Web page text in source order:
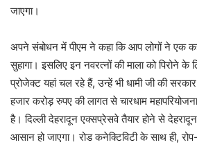
जाएगा।
अपने संबोधन में पीएम ने कहा कि आप लोगों ने एक
सुहागा। इसलिए इन नवरत्नों की माला को पिरोने
प्रोजेक्ट यहां चल रहे हैं, उन्हें भी धामी जी की
हजार करोड़ रुपए की लागत से चारधाम
है। दिल्ली देहरादून एक्सप्रेसवे तैयार होने से
आसान हो जाएगा। रोड कनेक्टिविटी के साथ ही,